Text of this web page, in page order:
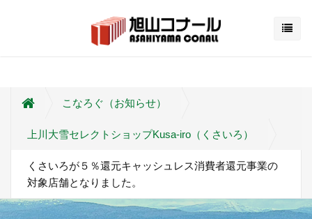
こなろぐ（お知らせ）
上川大雪セレクトショップKusa-iro（くさいろ）
くさいろが５％還元キャッシュレス消費者還元事業の
対象店舗となりました。